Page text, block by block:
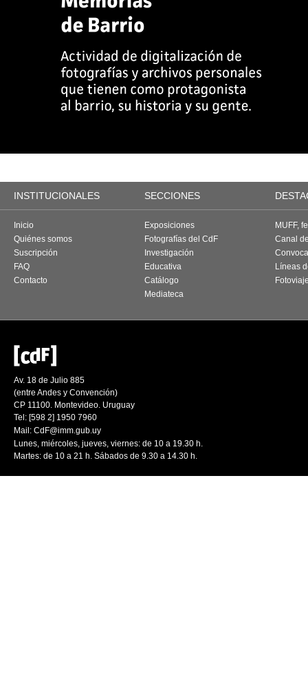
INSTITUCIONALES SECCIONES
Inicio
Quiénes somos
Suscripción
FAQ
Contacto
Exposiciones
Fotografías del CdF
Investigación
Educativa
Catálogo
Mediateca
MUFF,
Canal
Líneas
Av. 18 de Julio 885
(entre Andes y Convención)
CP 11100. Montevideo. Uruguay
Tel: [598 2] 1950 7960
Mail: CdF@imm.gub.uy
Lunes, miércoles, jueves, viernes: de 10 a 19.30 h.
Martes: de 10 a 21 h. Sábados de 9.30 a 14.30 h.